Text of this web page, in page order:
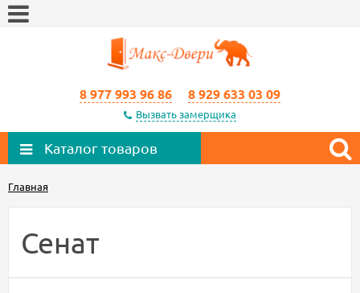
8 977 993 96 86 8 929 633 03 09
Вызвать замерщика
Каталог товаров
Главная
Сенат